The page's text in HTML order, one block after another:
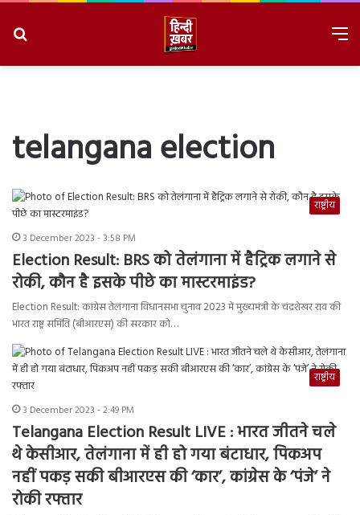
telangana election
राष्ट्रीय
3 December 2023 - 3:58 PM
Election Result: BRS को तेलंगाना में हैट्रिक लगाने से
रोकी, कौन है इसके पीछे का मास्टरमाइंड?
Election Result: कांग्रेस तेलंगाना विधानसभा चुनाव 2023 में मुख्यमंत्री के चंद्रशेखर राव की
भारत राष्ट्र समिति (बीआरएस) की सरकार को…
राष्ट्रीय
3 December 2023 - 2:49 PM
Telangana Election Result LIVE : भारत जीतने चले
थे केसीआर, तेलंगाना में ही हो गया बंटाधार, पिकअप
नहीं पकड़ सकी बीआरएस की ‘कार’, कांग्रेस के ‘पंजे’ ने
रोकी रफ्तार